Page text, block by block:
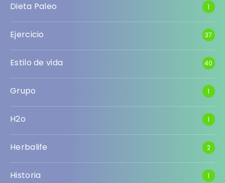
Dieta Paleo 1
Ejercicio 37
Estilo de vida 40
Grupo 1
H2o 1
Herbalife 2
Historia 1